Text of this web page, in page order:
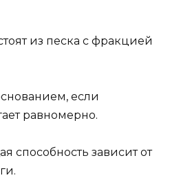
из песка с фракцией
если
равномерно.
способность зависит от